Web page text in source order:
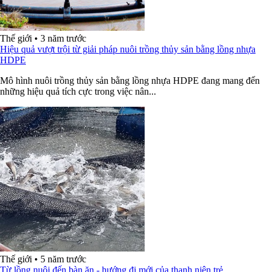
Thế giới • 3 năm trước
Hiệu quả vượt trội từ giải pháp nuôi trồng thủy sản bằng lồng nhựa
HDPE
Mô hình nuôi trồng thủy sản bằng lồng nhựa HDPE đang mang đến
những hiệu quả tích cực trong việc nân...
Thế giới • 5 năm trước
Từ lồng nuôi đến bàn ăn - hướng đi mới của thanh niên trẻ